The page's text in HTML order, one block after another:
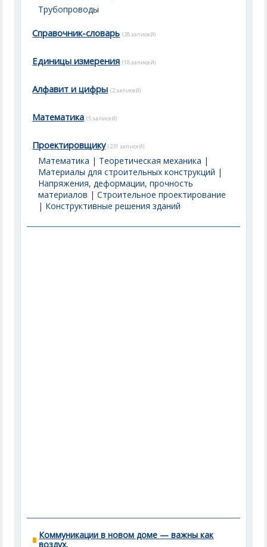
Трубопроводы
Справочник-словарь (28 записей)
Единицы измерения (18 записей)
Алфавит и цифры (2 записей)
Математика (5 записей)
Проектировщику (231 записей)
Математика | Теоретическая механика |
Материалы для строительных конструкций |
Напряжения, деформации, прочность
материалов |Строительное проектирование
| Конструктивные решения зданий
Коммуникации в новом доме — важны как
воздух.